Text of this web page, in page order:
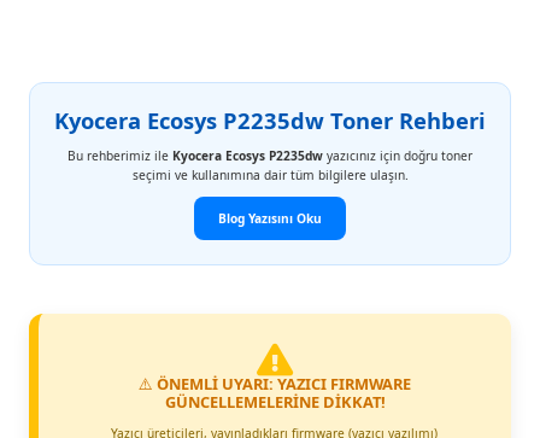
Kyocera Ecosys P2235dw Toner Rehberi
Bu rehberimiz ile Kyocera Ecosys P2235dw yazıcınız için doğru toner
seçimi ve kullanımına dair tüm bilgilere ulaşın.
Blog Yazısını Oku
⚠️ ÖNEMLİ UYARI: YAZICI FIRMWARE
GÜNCELLEMELERİNE DİKKAT!
Yazıcı üreticileri, yayınladıkları firmware (yazıcı yazılımı)